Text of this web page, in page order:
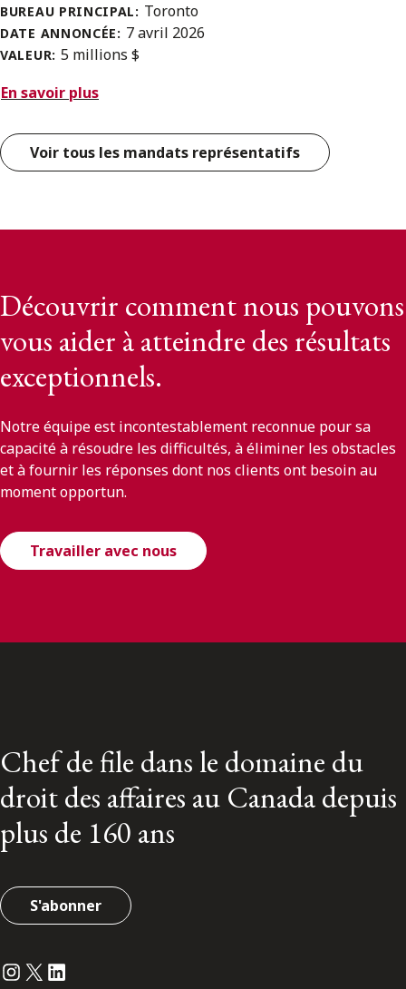
BUREAU PRINCIPAL: Toronto
DATE ANNONCÉE: 7 avril 2026
VALEUR: 5 millions $
En savoir plus
Voir tous les mandats représentatifs
Découvrir comment nous pouvons
vous aider à atteindre des résultats
exceptionnels.
Notre équipe est incontestablement reconnue pour sa
capacité à résoudre les difficultés, à éliminer les obstacles
et à fournir les réponses dont nos clients ont besoin au
moment opportun.
Travailler avec nous
Chef de file dans le domaine du
droit des affaires au Canada depuis
plus de 160 ans
S'abonner
Instagram
Twitter
LinkedIn